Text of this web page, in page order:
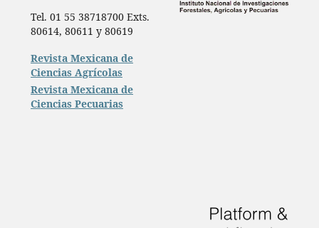
Tel. 01 55 38718700 Exts.
80614, 80611 y 80619
Revista Mexicana de
Ciencias Agrícolas
Revista Mexicana de
Ciencias Pecuarias